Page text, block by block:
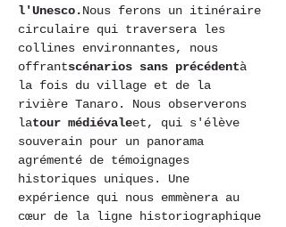
l'Unesco.Nous ferons un itinéraire
circulaire qui traversera les
collines environnantes, nous
offrantscénarios sans précédentà
la fois du village et de la
rivière Tanaro. Nous observerons
latour médiévaleet, qui s'élève
souverain pour un panorama
agrémenté de témoignages
historiques uniques. Une
expérience qui nous emmènera au
cœur de la ligne historiographique